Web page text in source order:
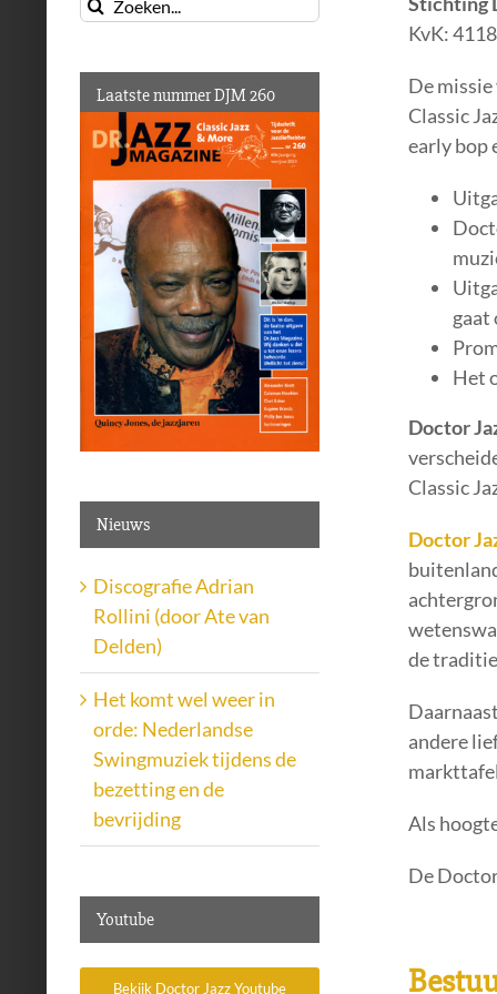
KvK:
De
Classic
early bop
gaat
Het
Doctor
Classic
Doctor
de
andere
Als
De
Laatste nummer DJM 260
Nieuws
Discografie Adrian
Rollini (door Ate van
Delden)
Het komt wel weer in
orde: Nederlandse
Swingmuziek tijdens de
bezetting en de
bevrijding
Youtube
Bekijk Doctor Jazz Youtube